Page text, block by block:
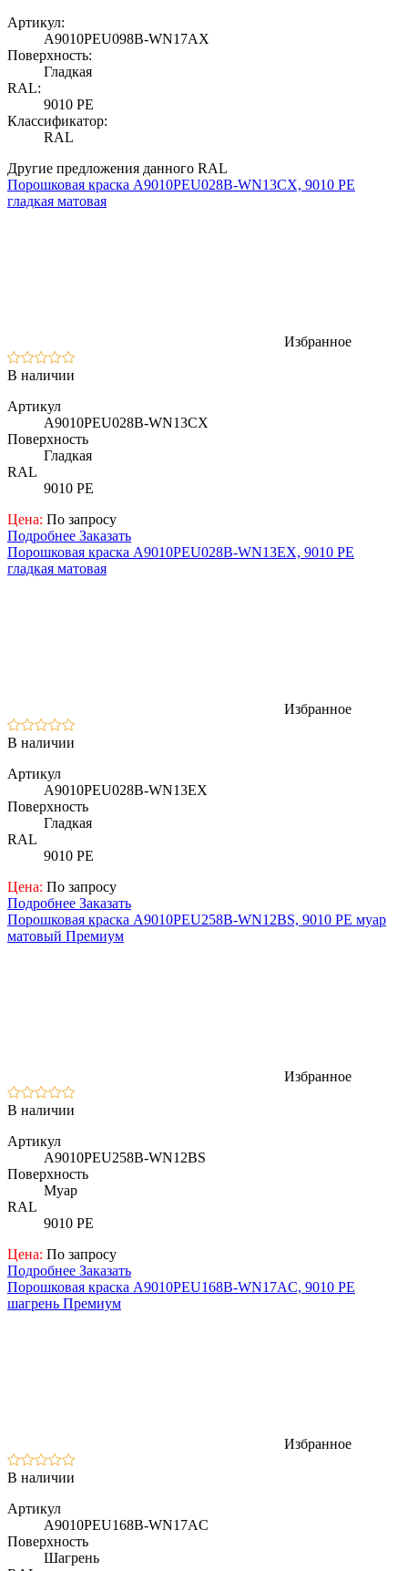
Артикул:
A9010PEU098B-WN17AX
Поверхность:
Гладкая
RAL:
9010 PE
Классификатор:
RAL
Другие предложения данного RAL
Порошковая краска A9010PEU028B-WN13CX, 9010 PE
гладкая матовая
Избранное
В наличии
Артикул
A9010PEU028B-WN13CX
Поверхность
Гладкая
RAL
9010 PE
Цена: По запросу
Подробнее Заказать
Порошковая краска A9010PEU028B-WN13ЕX, 9010 PE
гладкая матовая
Избранное
В наличии
Артикул
A9010PEU028B-WN13ЕX
Поверхность
Гладкая
RAL
9010 PE
Цена: По запросу
Подробнее Заказать
Порошковая краска A9010PEU258B-WN12BS, 9010 PE муар
матовый Премиум
Избранное
В наличии
Артикул
A9010PEU258B-WN12BS
Поверхность
Муар
RAL
9010 PE
Цена: По запросу
Подробнее Заказать
Порошковая краска A9010PEU168B-WN17AC, 9010 PE
шагрень Премиум
Избранное
В наличии
Артикул
A9010PEU168B-WN17AC
Поверхность
Шагрень